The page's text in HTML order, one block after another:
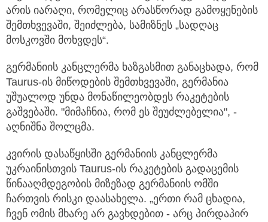
არის იარაღი, რომელიც არასწორად გამოყენების
შემთხვევაში, შეიძლება, სამიზნეს „სადღაც
მოსკოვში მოხვდეს“.
გერმანიის კანცლერმა ხაზგასმით განაცხადა, რომ
Taurus-ის მიწოდების შემთხვევაში, გერმანია
უშუალოდ უნდა მონაწილეობდეს რაკეტების
გაშვებაში. "მიმაჩნია, რომ ეს შეუძლებელია", -
აღნიშნა შოლცმა.
კვირის დასაწყისში გერმანიის კანცლერმა
უკრაინისთვის Taurus-ის რაკეტების გადაცემის
წინააღმდეგობის მიზეზად გერმანიის ომში
ჩართვის რისკი დაასახელა. „ერთი რამ ცხადია,
ჩვენ ომის მხარე არ გავხდებით - არც პირდაპირ